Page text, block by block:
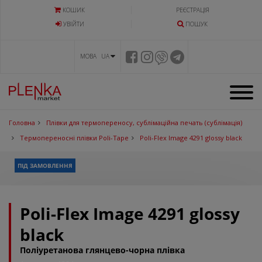
КОШИК
РЕЄСТРАЦІЯ
УВIЙТИ
ПОШУК
МОВА UA
Головна
Плівки для термопереносу, сублімаційна печать (сублімація)
Термопереносні плівки Poli-Tape
Poli-Flex Image 4291 glossy black
ПІД ЗАМОВЛЕННЯ
Poli-Flex Image 4291 glossy
black
Поліуретанова глянцево-чорна плівка